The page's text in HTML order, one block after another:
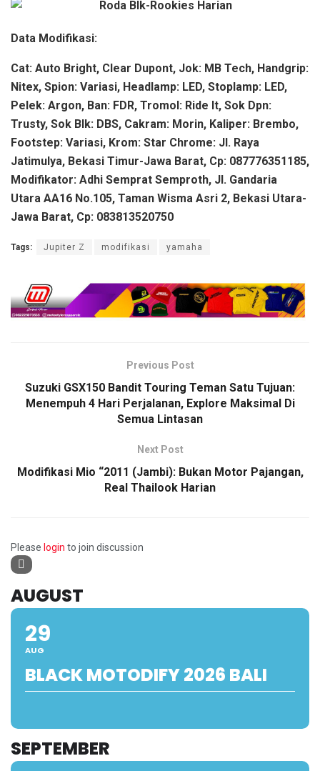
Data Modifikasi:
Cat: Auto Bright, Clear Dupont, Jok: MB Tech, Handgrip:
Nitex, Spion: Variasi, Headlamp: LED, Stoplamp: LED,
Pelek: Argon, Ban: FDR, Tromol: Ride It, Sok Dpn:
Trusty, Sok Blk: DBS, Cakram: Morin, Kaliper: Brembo,
Footstep: Variasi, Krom: Star Chrome: Jl. Raya
Jatimulya, Bekasi Timur-Jawa Barat, Cp: 087776351185,
Modifikator: Adhi Semprat Semproth, Jl. Gandaria
Utara AA16 No.105, Taman Wisma Asri 2, Bekasi Utara-
Jawa Barat, Cp: 083813520750
Tags: Jupiter Z modifikasi yamaha
Previous Post
Suzuki GSX150 Bandit Touring Teman Satu Tujuan:
Menempuh 4 Hari Perjalanan, Explore Maksimal Di
Semua Lintasan
Next Post
Modifikasi Mio “2011 (Jambi): Bukan Motor Pajangan,
Real Thailook Harian
Please login to join discussion
AUGUST
29
AUG
BLACK MOTODIFY 2026 BALI
SEPTEMBER